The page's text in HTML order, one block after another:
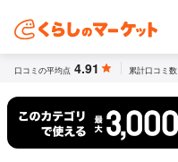
口コミの平均点 4.91 累計口コミ数